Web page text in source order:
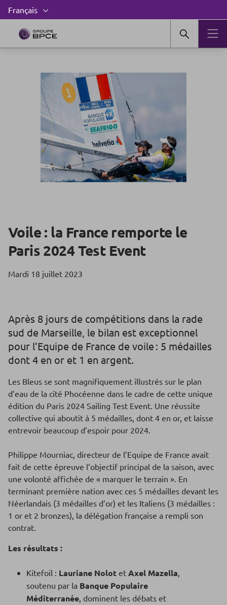
Voile : la France remporte le
Paris 2024 Test Event
Mardi 18 juillet 2023
Après 8 jours de compétitions dans la rade
sud de Marseille, le bilan est exceptionnel
pour l’Equipe de France de voile : 5 médailles
dont 4 en or et 1 en argent.
Les Bleus se sont magnifiquement illustrés sur le plan
d’eau de la cité Phocéenne dans le cadre de cette unique
édition du Paris 2024 Sailing Test Event. Une réussite
collective qui aboutit à 5 médailles, dont 4 en or, et laisse
entrevoir beaucoup d’espoir pour 2024.
Philippe Mourniac, directeur de l’Equipe de France avait
fait de cette épreuve l’objectif principal de la saison, avec
une volonté affichée de « marquer le terrain ». En
terminant première nation avec ces 5 médailles devant les
Néerlandais (3 médailles d’or) et les Italiens (3 médailles :
1 or et 2 bronzes), la délégation française a rempli son
contrat.
Les résultats :
Kitefoil : Lauriane Nolot et Axel Mazella,
soutenu par la Banque Populaire
Méditerranée, dominent les débats et